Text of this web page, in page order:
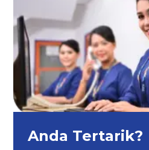
Anda Tertarik?